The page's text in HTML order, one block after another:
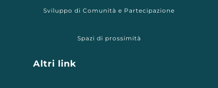
Sviluppo di Comunità e Partecipazione
Spazi di prossimità
Altri link